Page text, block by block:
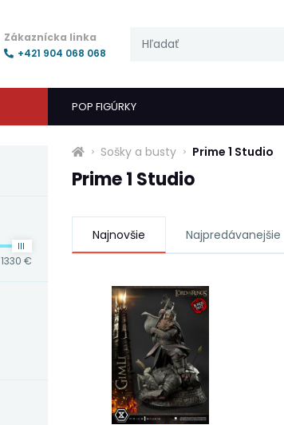
Zákaznícka linka
+421 904 068 068
POP FIGÚRKY
1330 €
Sošky a busty Prime 1 Studio
Prime 1 Studio
Najnovšie Najpredávanejšie